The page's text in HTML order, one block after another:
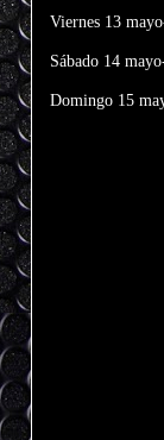
Viernes 13
Sábado 14
Domingo 15